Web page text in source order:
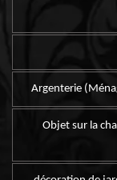
Argenterie
Objet sur la